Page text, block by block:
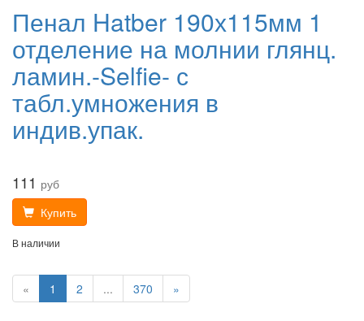
Пенал Hatber 190х115мм 1
отделение на молнии глянц.
ламин.-Selfie- с
табл.умножения в
индив.упак.
111 руб
Купить
В наличии
« 1 2 ... 370 »